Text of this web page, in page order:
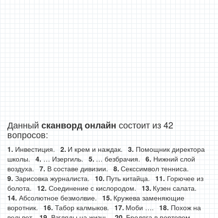
Данный сканворд онлайн состоит из 42
вопросов:
Инвестиция. И крем и наждак.
Помощник директора
школы.
… Изергиль. … безбрачия.
Нижний слой
воздуха.
В составе дивизии.
Секссимвол тенниса.
Зарисовка журналиста.
Путь китайца.
Горючее из
болота.
Соединение с кислородом.
Кузен салата.
Абсолютное безмолвие.
Кружева заменяющие
воротник.
Табор калмыков. Моби ….
Похож на